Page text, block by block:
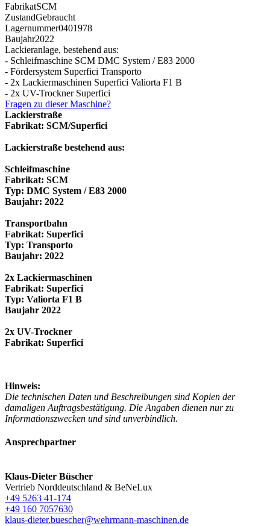
FabrikatSCM
ZustandGebraucht
Lagernummer0401978
Baujahr2022
Lackieranlage, bestehend aus:
- Schleifmaschine SCM DMC System / E83 2000
- Fördersystem Superfici Transporto
- 2x Lackiermaschinen Superfici Valiorta F1 B
- 2x UV-Trockner Superfici
Fragen zu dieser Maschine?
Lackierstraße
Fabrikat: SCM/Superfici
Lackierstraße bestehend aus:
Schleifmaschine
Fabrikat: SCM
Typ: DMC System / E83 2000
Baujahr: 2022
Transportbahn
Fabrikat: Superfici
Typ: Transporto
Baujahr: 2022
2x Lackiermaschinen
Fabrikat: Superfici
Typ: Valiorta F1 B
Baujahr 2022
2x UV-Trockner
Fabrikat: Superfici
Hinweis:
Die technischen Daten und Beschreibungen sind Kopien der
damaligen Auftragsbestätigung. Die Angaben dienen nur zu
Informationszwecken und sind unverbindlich.
Ansprechpartner
Klaus-Dieter Büscher
Vertrieb Norddeutschland & BeNeLux
+49 5263 41-174
+49 160 7057630
klaus-dieter.buescher@wehrmann-maschinen.de